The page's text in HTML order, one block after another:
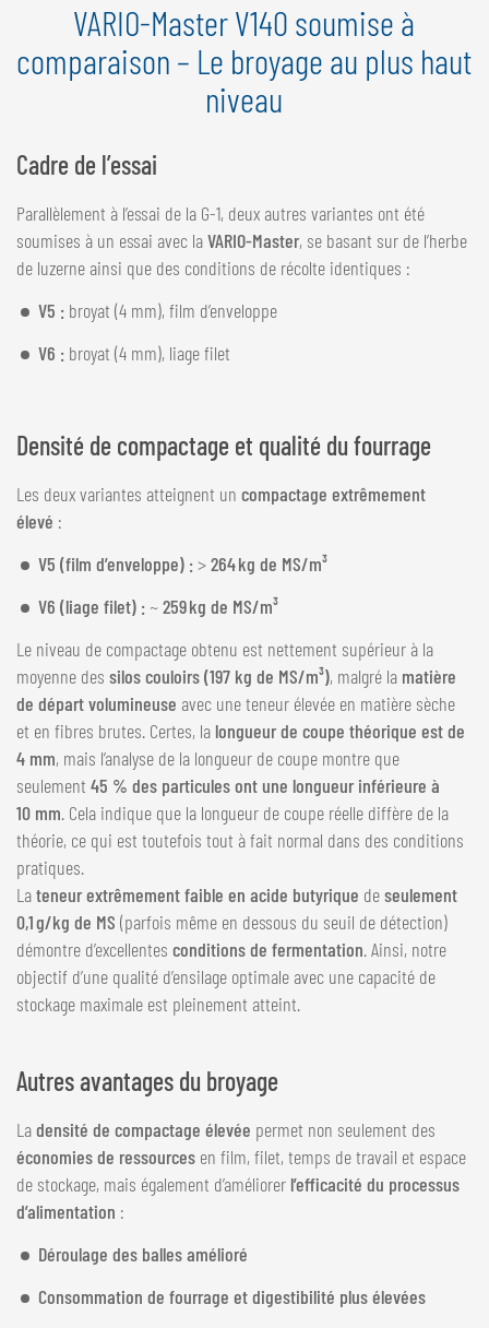
VARIO-Master V140 soumise à
comparaison – Le broyage au plus haut
niveau
Cadre de l’essai
Parallèlement à l’essai de la G-1, deux autres variantes ont été
soumises à un essai avec laVARIO-Master, se basant sur de l’herbe
de luzerne ainsi que des conditions de récolte identiques :
V5 : broyat (4 mm), film d’enveloppe
V6 : broyat (4 mm), liage filet
Densité de compactage et qualité du fourrage
Les deux variantes atteignent un compactage extrêmement
élevé :
V5 (film d’enveloppe) : >264 kg de MS/m³
V6 (liage filet) : ~259 kg de MS/m³
Le niveau de compactage obtenu est nettement supérieur à la
moyenne des silos couloirs (197 kg de MS/m³), malgré la matière
de départ volumineuse avec une teneur élevée en matière sèche
et en fibres brutes. Certes, la longueur de coupe théorique est de
4 mm, mais l’analyse de la longueur de coupe montre que
seulement 45 % des particules ont une longueur inférieure à
10 mm. Cela indique que la longueur de coupe réelle diffère de la
théorie, ce qui est toutefois tout à fait normal dans des conditions
pratiques.
Lateneur extrêmement faible en acide butyrique deseulement
0,1 g/kg de MS (parfois même en dessous du seuil de détection)
démontre d’excellentes conditions de fermentation. Ainsi, notre
objectif d’une qualité d’ensilage optimale avec une capacité de
stockage maximale est pleinement atteint.
Autres avantages du broyage
Ladensité de compactage élevée permet non seulement des
économies de ressources en film, filet, temps de travail et espace
de stockage, mais également d’améliorer l’efficacité du processus
d’alimentation :
Déroulage des balles amélioré
Consommation de fourrage et digestibilité plus élevées